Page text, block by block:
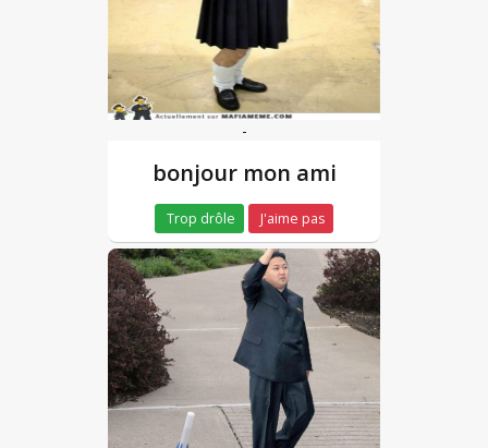
-
bonjour mon ami
Trop drôle J'aime pas